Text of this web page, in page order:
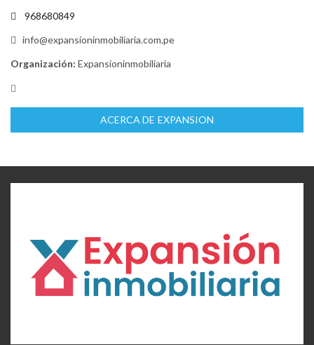
968680849
info@expansioninmobiliaria.com.pe
Organización: Expansioninmobiliaria
ACERCA DE EXPANSION